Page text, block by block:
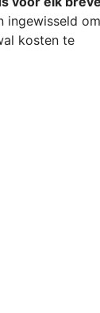
ingewisseld om
kosten te